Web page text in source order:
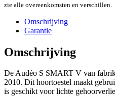
zie alle overeenkomsten en verschillen.
Omschrijving
Garantie
Omschrijving
De Audéo S SMART V van
2010. Dit hoortoestel maakt
is geschikt voor lichte